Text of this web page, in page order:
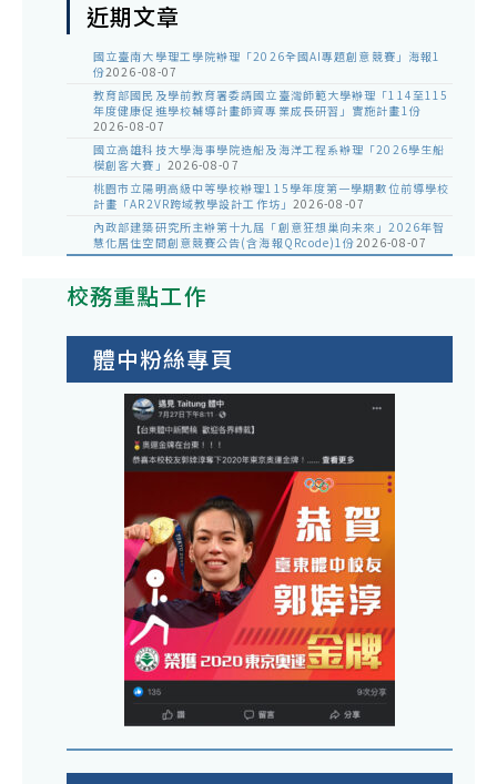
近期文章
國立臺南大學理工學院辦理「2026全國AI專題創意競賽」海報1
份2026-08-07
教育部國民及學前教育署委請國立臺灣師範大學辦理「114至115
年度健康促進學校輔導計畫師資專業成長研習」實施計畫1份
2026-08-07
國立高雄科技大學海事學院造船及海洋工程系辦理「2026學生船
模創客大賽」 2026-08-07
桃園市立陽明高級中等學校辦理115學年度第一學期數位前導學校
計畫「AR2VR跨域教學設計工作坊」 2026-08-07
內政部建築研究所主辦第十九屆「創意狂想巢向未來」2026年智
慧化居住空間創意競賽公告(含海報QRcode)1份2026-08-07
校務重點工作
體中粉絲專頁